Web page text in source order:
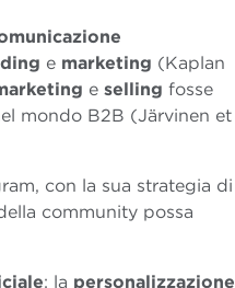
e marketing (Kaplan
e selling fosse
mondo B2B (Järvinen et
con la sua strategia di
community possa
: la personalizzazione